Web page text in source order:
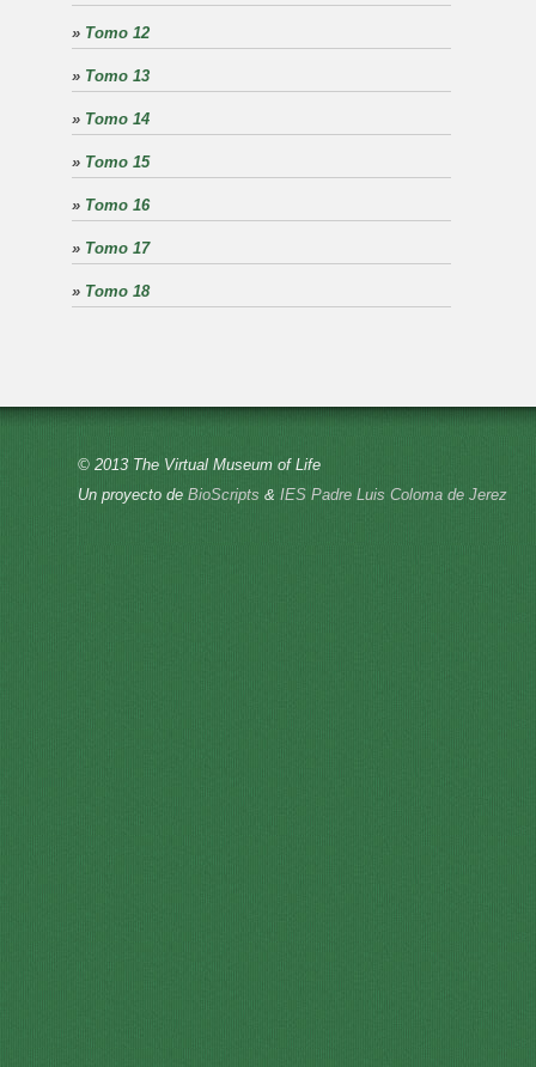
» Tomo 12
» Tomo 13
» Tomo 14
» Tomo 15
» Tomo 16
» Tomo 17
» Tomo 18
© 2013 The Virtual Museum of Life
Un proyecto de BioScripts & IES Padre Luis Coloma de Jerez